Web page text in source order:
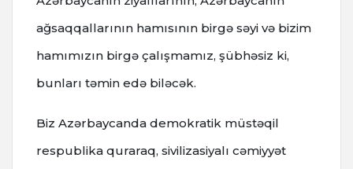
ağsaqqallarının hamısının birgə səyi və bizim
hamımızın birgə çalışmamız, şübhəsiz ki,
bunları təmin edə biləcək.
Biz Azərbaycanda demokratik müstəqil
respublika quraraq, sivilizasiyalı cəmiyyət